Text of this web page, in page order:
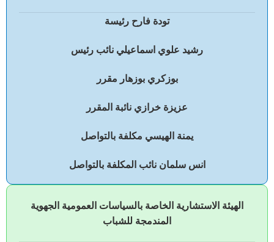
تودة فارح رئيسة
رشيد علوي اسماعيلي نائب رئيس
بوزكري بوزهار مقرر
عزيزة خرازي نائبة المقرر
يمنة الهيسي مكلفة بالتواصل
انس سلمان نائب المكلفة بالتواصل
الهيئة الاستشارية الخاصة بالسياسات العمومية الجهوية
المندمجة للشباب